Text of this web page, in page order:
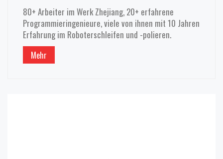
80+ Arbeiter im Werk Zhejiang, 20+ erfahrene
Programmieringenieure, viele von ihnen mit 10 Jahren
Erfahrung im Roboterschleifen und -polieren.
Mehr